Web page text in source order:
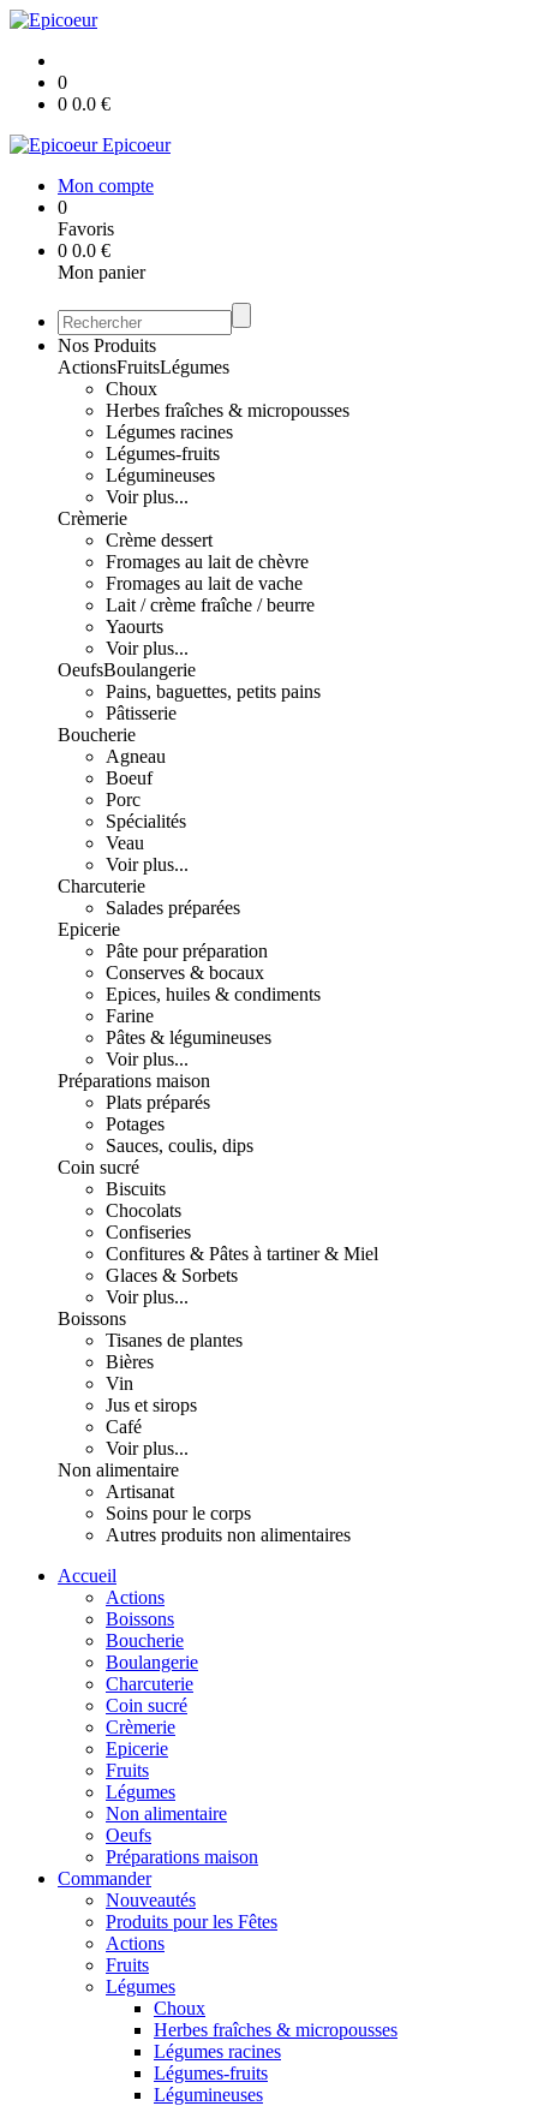
0
0 0.0 €
Epicoeur
Mon compte
0
Favoris
0 0.0 €
Mon panier
Nos Produits
ActionsFruitsLégumes
Choux
Herbes fraîches & micropousses
Légumes racines
Légumes-fruits
Légumineuses
Voir plus...
Crèmerie
Crème dessert
Fromages au lait de chèvre
Fromages au lait de vache
Lait / crème fraîche / beurre
Yaourts
Voir plus...
OeufsBoulangerie
Pains, baguettes, petits pains
Pâtisserie
Boucherie
Agneau
Boeuf
Porc
Spécialités
Veau
Voir plus...
Charcuterie
Salades préparées
Epicerie
Pâte pour préparation
Conserves & bocaux
Epices, huiles & condiments
Farine
Pâtes & légumineuses
Voir plus...
Préparations maison
Plats préparés
Potages
Sauces, coulis, dips
Coin sucré
Biscuits
Chocolats
Confiseries
Confitures & Pâtes à tartiner & Miel
Glaces & Sorbets
Voir plus...
Boissons
Tisanes de plantes
Bières
Vin
Jus et sirops
Café
Voir plus...
Non alimentaire
Artisanat
Soins pour le corps
Autres produits non alimentaires
Accueil
Actions
Boissons
Boucherie
Boulangerie
Charcuterie
Coin sucré
Crèmerie
Epicerie
Fruits
Légumes
Non alimentaire
Oeufs
Préparations maison
Commander
Nouveautés
Produits pour les Fêtes
Actions
Fruits
Légumes
Choux
Herbes fraîches & micropousses
Légumes racines
Légumes-fruits
Légumineuses